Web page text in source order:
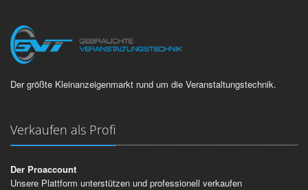
Der größte Kleinanzeigenmarkt rund um die Veranstaltungstechnik.
Verkaufen als Profi
Der Proaccount
Unsere Plattform unterstützen und professionell verkaufen